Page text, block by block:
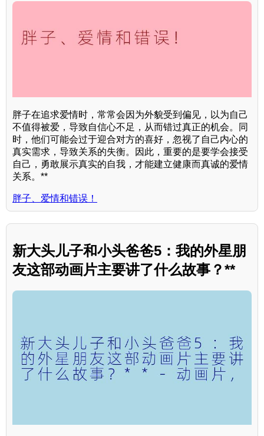
胖子在追求爱情时，常常会因为外貌受到偏见，以为自己
不值得被爱，导致自信心不足，从而错过真正的机会。同
时，他们可能会过于迎合对方的喜好，忽视了自己内心的
真实需求，导致关系的失衡。因此，重要的是要学会接受
自己，勇敢展示真实的自我，才能建立健康而真诚的爱情
关系。**
胖子、爱情和错误！
新大头儿子和小头爸爸5：我的外星朋
友这部动画片主要讲了什么故事？**